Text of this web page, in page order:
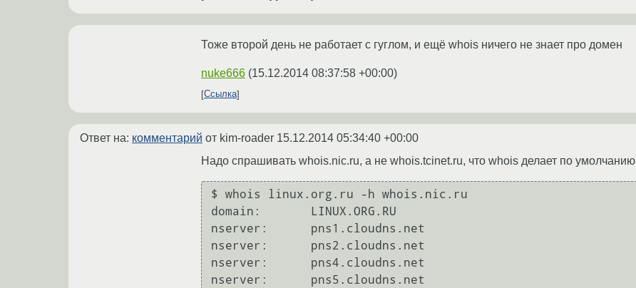
Тоже второй день не работает с гуглом, и ещё whois ничего не знает про домен
nuke666 (15.12.2014 08:37:58 +00:00)
Ссылка
Ответ на: комментарий от kim-roader 15.12.2014 05:34:40 +00:00
Надо спрашивать whois.nic.ru, а не whois.tcinet.ru, что whois делает по умолчанию
$ whois linux.org.ru -h whois.nic.ru
domain:       LINUX.ORG.RU
nserver:      pns1.cloudns.net
nserver:      pns2.cloudns.net
nserver:      pns4.cloudns.net
nserver:      pns5.cloudns.net